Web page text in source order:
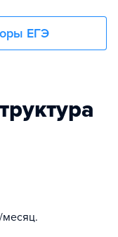
ЕГЭ
месяц.